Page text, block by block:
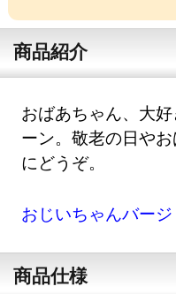
商品紹介
おばあちゃん、大
ーン。敬老の日や
にどうぞ。
おじいちゃんバー
商品仕様